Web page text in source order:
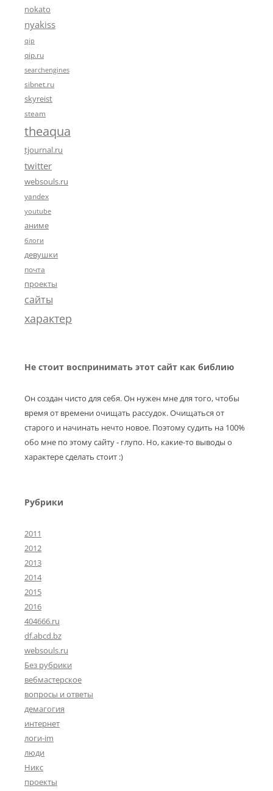
nokato
nyakiss
qip
qip.ru
searchengines
sibnet.ru
skyreist
steam
theaqua
tjournal.ru
twitter
websouls.ru
yandex
youtube
аниме
блоги
девушки
почта
проекты
сайты
характер
Не стоит воспринимать этот сайт как библию
Он создан чисто для себя. Он нужен мне для того, чтобы
время от времени очищать рассудок. Очищаться от
старого и начинать нечто новое. Поэтому судить на 100%
обо мне по этому сайту - глупо. Но, какие-то выводы о
характере сделать стоит :)
Рубрики
2011
2012
2013
2014
2015
2016
404666.ru
df.abcd.bz
websouls.ru
Без рубрики
вебмастерское
вопросы и ответы
демагогия
интернет
логи-im
люди
Никс
проекты